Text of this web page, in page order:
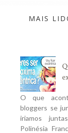
MAIS
O que
bloggers se
iriamos
Polinésia